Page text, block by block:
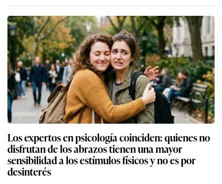
Los expertos en psicología coinciden: quienes no
disfrutan de los abrazos tienen una mayor
sensibilidad a los estímulos físicos y no es por
desinterés